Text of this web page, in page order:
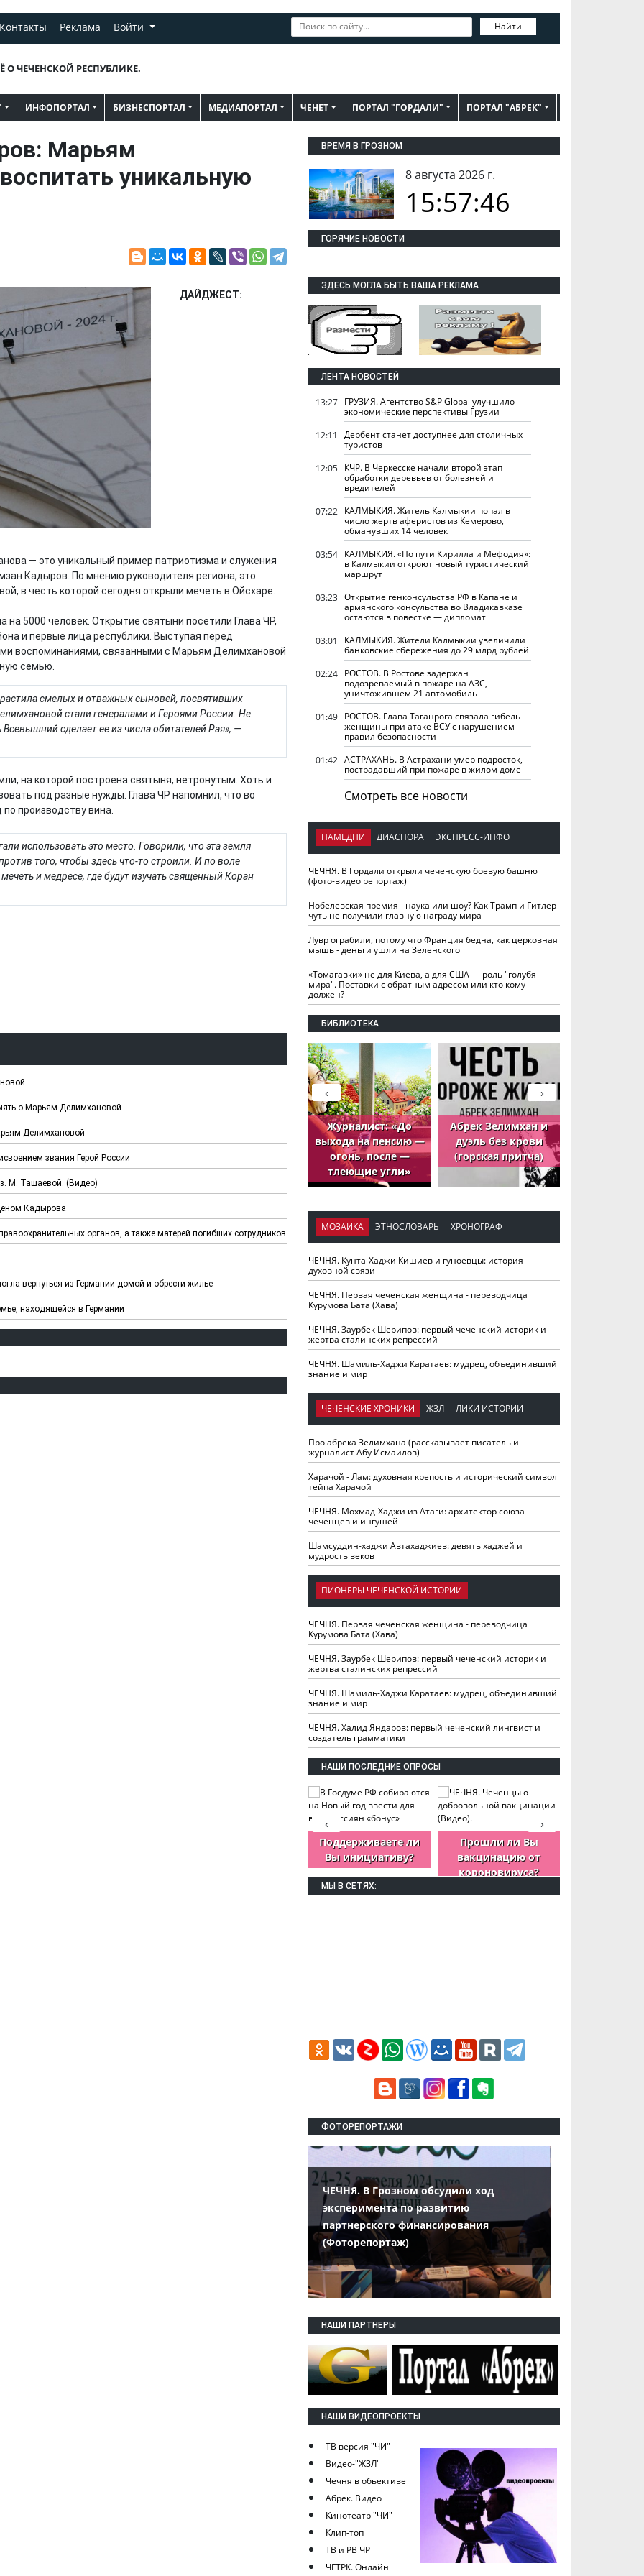
Контакты Реклама Войти Найти
О ЧЕЧЕНСКОЙ РЕСПУБЛИКЕ.
ИНФОПОРТАЛ БИЗНЕСПОРТАЛ МЕДИАПОРТАЛ ЧЕНЕТ ПОРТАЛ "ГОРДАЛИ" ПОРТАЛ "АБРЕК"
Марьям
уникальную
ДАЙДЖЕСТ:
— это уникальный пример патриотизма и служения
Кадыров. По мнению руководителя региона, это
в честь которой сегодня открыли мечеть в Ойсхаре.
5000 человек. Открытие святыни посетили Глава ЧР,
и первые лица республики. Выступая перед
воспоминаниями, связанными с Марьям Делимхановой
семью.
смелых и отважных сыновей, посвятивших
стали генералами и Героями России. Не
сделает ее из числа обитателей Рая», —
на которой построена святыня, нетронутым. Хоть и
под разные нужды. Глава ЧР напомнил, что во
производству вина.
использовать это место. Говорили, что эта земля
того, чтобы здесь что-то строили. И по воле
и медресе, где будут изучать священный Коран
о Марьям Делимхановой
Делимхановой
звания Герой России
М. Ташаевой. (Видео)
Кадырова
органов, а также матерей погибших сотрудников
вернуться из Германии домой и обрести жилье
находящейся в Германии
ВРЕМЯ В ГРОЗНОМ
8 августа 2026 г.
15:57:46
ГОРЯЧИЕ НОВОСТИ
ЗДЕСЬ МОГЛА БЫТЬ ВАША РЕКЛАМА
ЛЕНТА НОВОСТЕЙ
13:27 ГРУЗИЯ. Агентство S&P Global улучшило
экономические перспективы Грузии
12:11
Дербент станет доступнее для столичных
туристов
12:05 КЧР. В Черкесске начали второй этап
обработки деревьев от болезней и
вредителей
07:22 КАЛМЫКИЯ. Житель Калмыкии попал в
число жертв аферистов из Кемерово,
обманувших 14 человек
03:54 КАЛМЫКИЯ. «По пути Кирилла и Мефодия»:
в Калмыкии откроют новый туристический
маршрут
03:23 Открытие генконсульства РФ в Капане и
армянского консульства во Владикавказе
остаются в повестке — дипломат
03:01
КАЛМЫКИЯ. Жители Калмыкии увеличили
банковские сбережения до 29 млрд рублей
02:24 РОСТОВ. В Ростове задержан
подозреваемый в пожаре на АЗС,
уничтожившем 21 автомобиль
01:49 РОСТОВ. Глава Таганрога связала гибель
женщины при атаке ВСУ с нарушением
правил безопасности
01:42 АСТРАХАНЬ. В Астрахани умер подросток,
пострадавший при пожаре в жилом доме
Смотреть все новости
НАМЕДНИ ДИАСПОРА ЭКСПРЕСС-ИНФО
ЧЕЧНЯ. В Гордали открыли чеченскую боевую башню
(фото-видео репортаж)
Нобелевская премия - наука или шоу? Как Трамп и Гитлер
чуть не получили главную награду мира
Лувр ограбили, потому что Франция бедна, как церковная
мышь - деньги ушли на Зеленского
«Томагавки» не для Киева, а для США — роль "голубя
мира". Поставки с обратным адресом или кто кому
должен?
БИБЛИОТЕКА
ЧЕЧНЯ. Обарг Варин
илли
мурд - обарг Вара
Журналист: «До
выхода на пенсию —
огонь, после —
тлеющие угли»
Абрек Зелимхан и
дуэль без крови
(горская притча)
›
‹
МОЗАИКА ЭТНОСЛОВАРЬ ХРОНОГРАФ
ЧЕЧНЯ. Кунта-Хаджи Кишиев и гуноевцы: история
духовной связи
ЧЕЧНЯ. Первая чеченская женщина - переводчица
Курумова Бата (Хава)
ЧЕЧНЯ. Заурбек Шерипов: первый чеченский историк и
жертва сталинских репрессий
ЧЕЧНЯ. Шамиль-Хаджи Каратаев: мудрец, объединивший
знание и мир
ЧЕЧЕНСКИЕ ХРОНИКИ ЖЗЛ ЛИКИ ИСТОРИИ
Про абрека Зелимхана (рассказывает писатель и
журналист Абу Исмаилов)
Харачой - Лам: духовная крепость и исторический символ
тейпа Харачой
ЧЕЧНЯ. Мохмад-Хаджи из Атаги: архитектор союза
чеченцев и ингушей
Шамсуддин-хаджи Автахаджиев: девять хаджей и
мудрость веков
ПИОНЕРЫ ЧЕЧЕНСКОЙ ИСТОРИИ
ЧЕЧНЯ. Первая чеченская женщина - переводчица
Курумова Бата (Хава)
ЧЕЧНЯ. Заурбек Шерипов: первый чеченский историк и
жертва сталинских репрессий
ЧЕЧНЯ. Шамиль-Хаджи Каратаев: мудрец, объединивший
знание и мир
ЧЕЧНЯ. Халид Яндаров: первый чеченский лингвист и
создатель грамматики
НАШИ ПОСЛЕДНИЕ ОПРОСЫ
Поддерживаете ли
Вы инициативу?
Прошли ли Вы
вакцинацию от
короновируса?
›
‹
МЫ В СЕТЯХ:
ФОТОРЕПОРТАЖИ
ЧЕЧНЯ. В Грозном обсудили ход
эксперимента по развитию
партнерского финансирования
(Фоторепортаж)
НАШИ ПАРТНЕРЫ
НАШИ ВИДЕОПРОЕКТЫ
ТВ версия "ЧИ"
Видео-"ЖЗЛ"
Чечня в обьективе
Абрек. Видео
Кинотеатр "ЧИ"
Клип-топ
ТВ и РВ ЧР
ЧГТРК. Онлайн